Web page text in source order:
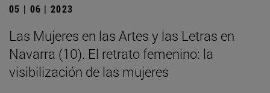
05 | 06 | 2023
Las Mujeres en las Artes y las Letras en
Navarra (10). El retrato femenino: la
visibilización de las mujeres